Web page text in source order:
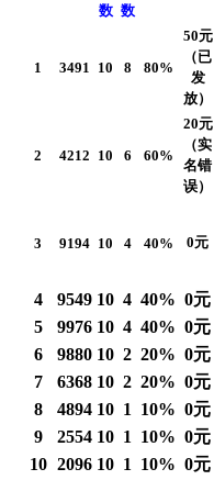
数 数
1 3491 10 8 80%
50元
（已
发
放）
2 4212 10 6 60%
20元
（实
名错
误）
3 9194 10 4 40% 0元
4 9549 10 4 40% 0元
5
9976 10 4 40% 0元
6
9880 10 2 20% 0元
7
6368 10 2 20% 0元
8
4894 10 1 10% 0元
9
2554 10 1 10% 0元
10 2096 10 1 10% 0元